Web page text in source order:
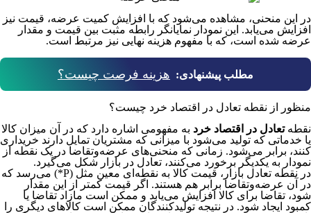
در این منحنی، مشاهده می‌شود که با افزایش کمیت عرضه، قیمت نیز
افزایش می‌یابد. این نمودار نمایانگر رابطه مثبت بین قیمت و مقدار
عرضه شده است، که با مفهوم هزینه نهایی نیز مرتبط است.
مطلب پیشنهادی: هزینه فرصت چیست؟
منظور از نقطه تعادل در اقتصاد خرد چیست؟
نقطهتعادل در اقتصاد خرد به مفهومی اشاره دارد که در آن میزان کالا
یا خدماتی که تولید می‌شود با میزانی که مشتریان تمایل دارند خریداری
کنند، برابر می‌شود. زمانی که منحنی‌های عرضه‌و‌تقاضا در یک نقطه از
نمودار به یکدیگر برخورد می‌کنند، تعادل در بازار شکل می‌گیرد.
در نقطه تعادل بازار، قیمت کالا به نقطه‌ای معین مثل (P*) می‌رسد که
در آن عرضه‌و‌تقاضا برابر هم هستند. اگر قیمت کمتر از این مقدار
شود، تقاضا برای کالا افزایش می‌یابد و ممکن است مازاد تقاضا یا
کمبود ایجاد شود. در نتیجه تولیدکنندگان ممکن است کالاهای دیگری را